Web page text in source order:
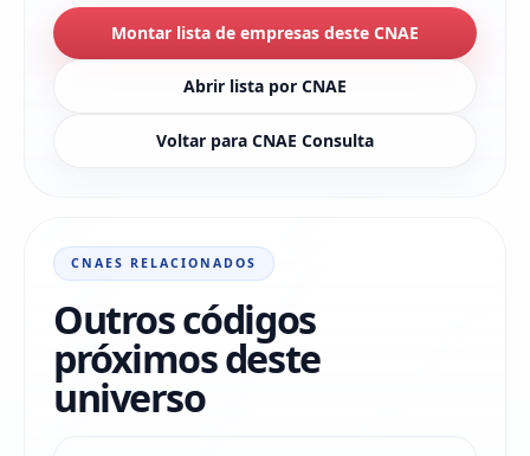
Montar lista de empresas deste CNAE
Abrir lista por CNAE
Voltar para CNAE Consulta
CNAES RELACIONADOS
Outros códigos
próximos deste
universo